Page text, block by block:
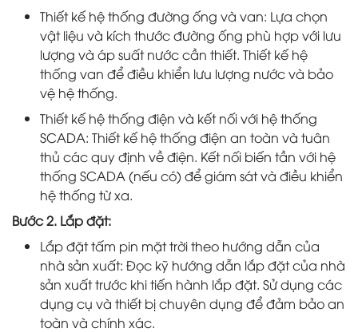
Thiết kế hệ thống đường ống và van: Lựa chọn
vật liệu và kích thước đường ống phù hợp với lưu
lượng và áp suất nước cần thiết. Thiết kế hệ
thống van để điều khiển lưu lượng nước và bảo
vệ hệ thống.
Thiết kế hệ thống điện và kết nối với hệ thống
SCADA: Thiết kế hệ thống điện an toàn và tuân
thủ các quy định về điện. Kết nối biến tần với hệ
thống SCADA (nếu có) để giám sát và điều khiển
hệ thống từ xa.
Bước 2. Lắp đặt:
Lắp đặt tấm pin mặt trời theo hướng dẫn của
nhà sản xuất: Đọc kỹ hướng dẫn lắp đặt của nhà
sản xuất trước khi tiến hành lắp đặt. Sử dụng các
dụng cụ và thiết bị chuyên dụng để đảm bảo an
toàn và chính xác.